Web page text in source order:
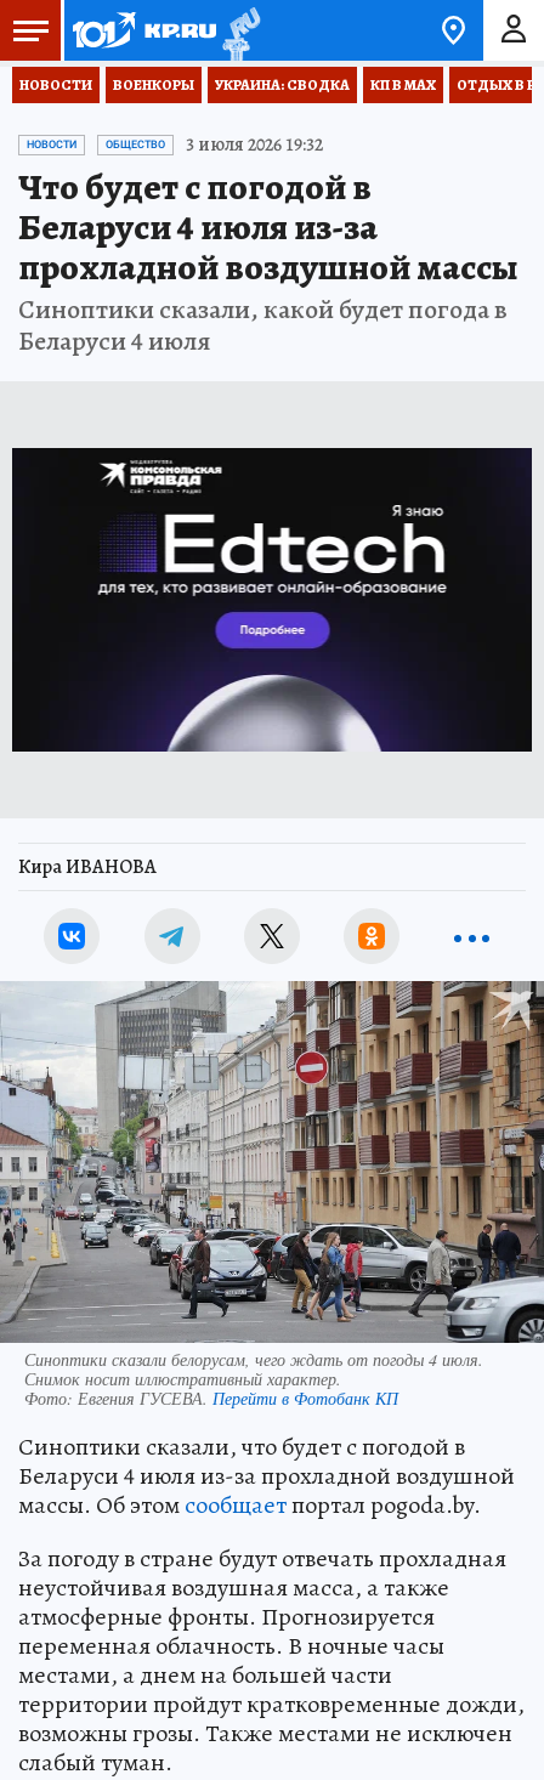
НОВОСТИ ВОЕНКОРЫ УКРАИНА: СВОДКА КП В МАХ ОТДЫХ В
НОВОСТИ ОБЩЕСТВО 3 июля 2026 19:32
Что будет с погодой в
Беларуси 4 июля из-за
прохладной воздушной массы
Синоптики сказали, какой будет погода в
Беларуси 4 июля
Кира ИВАНОВА
Синоптики сказали белорусам, чего ждать от погоды 4 июля.
Снимок носит иллюстративный характер.
Фото: Евгения ГУСЕВА. Перейти в Фотобанк КП
Синоптики сказали, что будет с погодой в
Беларуси 4 июля из-за прохладной воздушной
массы. Об этомсообщаетпортал pogoda.by.
За погоду в стране будут отвечать прохладная
неустойчивая воздушная масса, а также
атмосферные фронты. Прогнозируется
переменная облачность. В ночные часы
местами, а днем на большей части
территории пройдут кратковременные дожди,
возможны грозы. Также местами не исключен
слабый туман.